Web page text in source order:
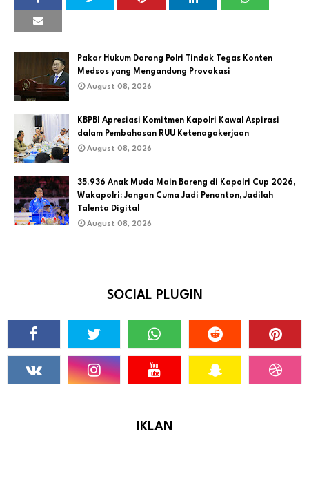
Pakar Hukum Dorong Polri Tindak Tegas Konten
Medsos yang Mengandung Provokasi
August 08, 2026
KBPBI Apresiasi Komitmen Kapolri Kawal Aspirasi
dalam Pembahasan RUU Ketenagakerjaan
August 08, 2026
35.936 Anak Muda Main Bareng di Kapolri Cup 2026,
Wakapolri: Jangan Cuma Jadi Penonton, Jadilah
Talenta Digital
August 08, 2026
SOCIAL PLUGIN
IKLAN